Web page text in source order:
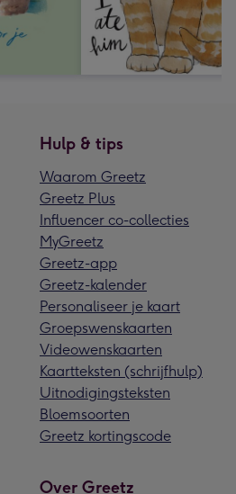
Hulp & tips
Waarom Greetz
Greetz Plus
Influencer co-collecties
MyGreetz
Greetz-app
Greetz-kalender
Personaliseer je kaart
Groepswenskaarten
Videowenskaarten
Kaartteksten (schrijfhulp)
Uitnodigingsteksten
Bloemsoorten
Greetz kortingscode
Over Greetz